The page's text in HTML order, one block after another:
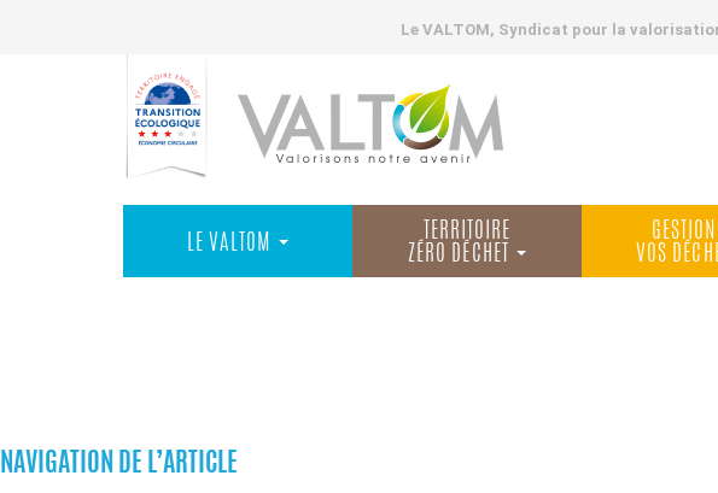
Le VALTOM, Syndicat pour la
LE VALTOM
TERRITOIRE
ZÉRO DÉCHET
VOS
NAVIGATION DE L’ARTICLE